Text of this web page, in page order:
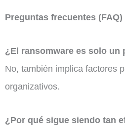
Preguntas frecuentes (FAQ)
¿El ransomware es solo un
No, también implica factores
organizativos.
¿Por qué sigue siendo tan